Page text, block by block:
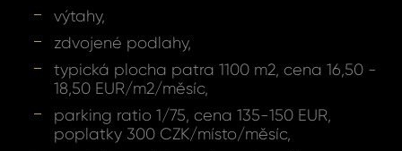
výtahy,
zdvojené podlahy,
typická plocha patra 1100 m2, cena 16,50 -
18,50 EUR/m2/měsíc,
parking ratio 1/75, cena 135-150 EUR,
poplatky 300 CZK/místo/měsíc,
ID1664 -